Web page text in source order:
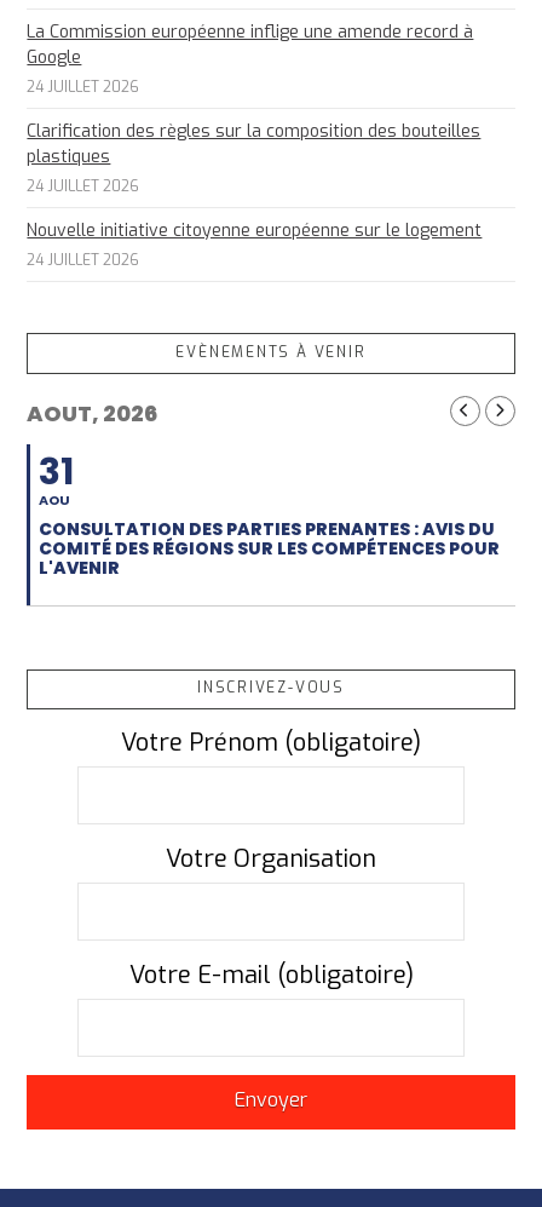
La Commission européenne inflige une amende record à
Google
24 JUILLET 2026
Clarification des règles sur la composition des bouteilles
plastiques
24 JUILLET 2026
Nouvelle initiative citoyenne européenne sur le logement
24 JUILLET 2026
EVÈNEMENTS À VENIR
AOUT, 2026
31
AOU
CONSULTATION DES PARTIES PRENANTES : AVIS DU
COMITÉ DES RÉGIONS SUR LES COMPÉTENCES POUR
L'AVENIR
INSCRIVEZ-VOUS
Votre Prénom (obligatoire)
Votre Organisation
Votre E-mail (obligatoire)